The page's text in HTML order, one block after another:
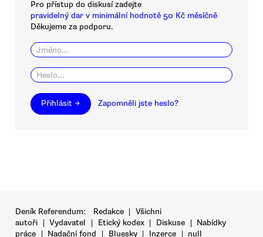
Pro přístup do diskusí zadejte
pravidelný dar v minimální hodnotě 50 Kč měsíčně
Děkujeme za podporu.
Přihlásit → Zapomněli jste heslo?
Deník Referendum: Redakce | Všichni
autoři | Vydavatel | Etický kodex | Diskuse | Nabídky
práce | Nadační fond | Bluesky | Inzerce | null